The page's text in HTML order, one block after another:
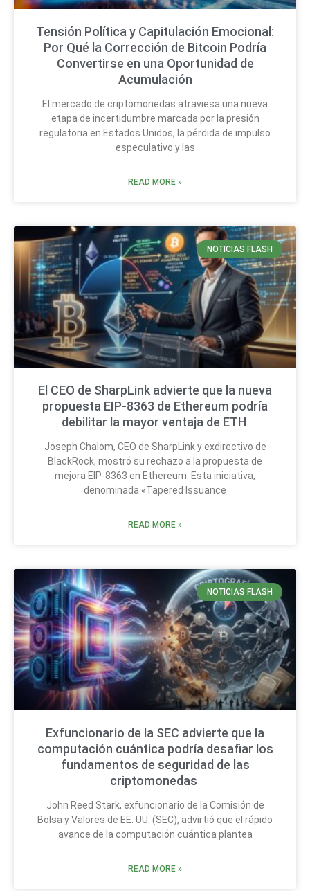
Tensión Política y Capitulación Emocional:
Por Qué la Corrección de Bitcoin Podría
Convertirse en una Oportunidad de
Acumulación
El mercado de criptomonedas atraviesa una nueva
etapa de incertidumbre marcada por la presión
regulatoria en Estados Unidos, la pérdida de impulso
especulativo y las
READ MORE »
NOTICIAS FLASH
El CEO de SharpLink advierte que la nueva
propuesta EIP-8363 de Ethereum podría
debilitar la mayor ventaja de ETH
Joseph Chalom, CEO de SharpLink y exdirectivo de
BlackRock, mostró su rechazo a la propuesta de
mejora EIP-8363 en Ethereum. Esta iniciativa,
denominada «Tapered Issuance
READ MORE »
NOTICIAS FLASH
Exfuncionario de la SEC advierte que la
computación cuántica podría desafiar los
fundamentos de seguridad de las
criptomonedas
John Reed Stark, exfuncionario de la Comisión de
Bolsa y Valores de EE. UU. (SEC), advirtió que el rápido
avance de la computación cuántica plantea
READ MORE »